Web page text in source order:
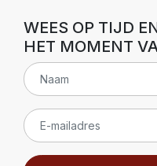
WEES OP TIJD
HET MOMENT